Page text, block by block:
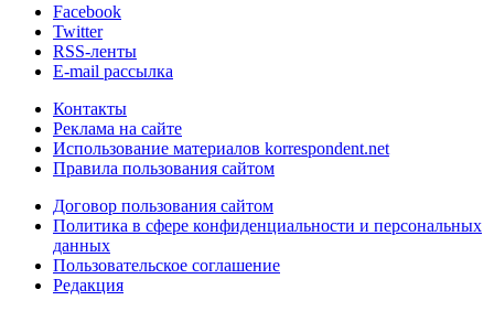
Facebook
Twitter
RSS-ленты
E-mail рассылка
Контакты
Реклама на сайте
Использование материалов korrespondent.net
Правила пользования сайтом
Договор пользования сайтом
Политика в сфере конфиденциальности и персональных
данных
Пользовательское соглашение
Редакция